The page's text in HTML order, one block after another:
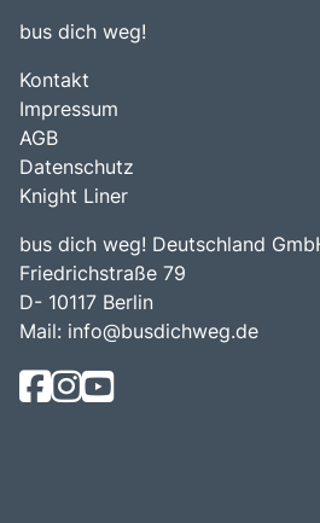
bus dich weg!
Kontakt
Impressum
AGB
Datenschutz
Knight Liner
bus dich weg! Deutschland
Friedrichstraße 79
D- 10117 Berlin
Mail: info@busdichweg.de